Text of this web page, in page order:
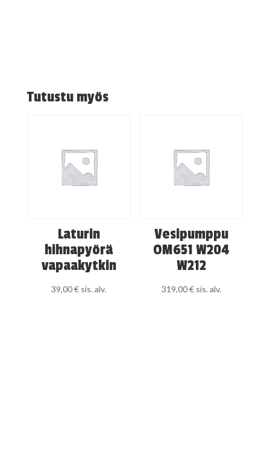
Tutustu myös
Laturin
hihnapyörä
vapaakytkin
39,00€ sis. alv.
Vesipumppu
OM651 W204
W212
319,00€ sis. alv.